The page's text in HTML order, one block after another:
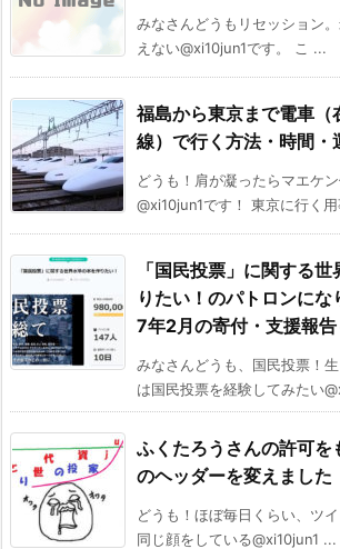
みなさんどうもリセッション
えない@xi10jun1です。 こ ...
福島から東京まで電車（
線）で行く方法・時間・
どうも！肩が凝ったらマエケ
@xi10jun1です！ 東京に行く
「国民投票」に関する
りたい！のパトロンに
7年2月の寄付・支援報告
みなさんどうも、国民投票！
は国民投票を経験してみたい
ふくたろうさんの許可を
のヘッダーを変えました
どうも！ほぼ毎日くらい、ツ
同じ顔をしている@xi10jun1 ...